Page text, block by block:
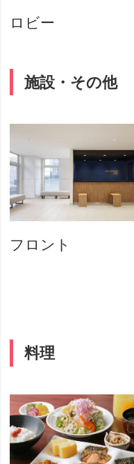
ロビー
施設・その他
フロント
料理